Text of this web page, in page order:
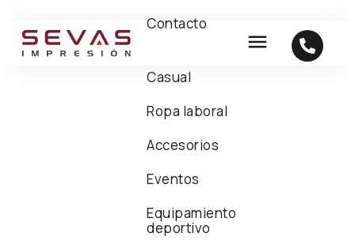
Contacto
Casual
Ropa laboral
Accesorios
Eventos
Equipamiento
deportivo